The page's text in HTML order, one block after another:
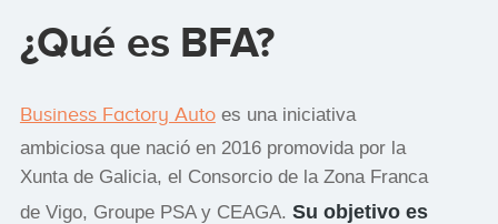
¿Qué es BFA?
Business Factory Autoes una iniciativa
ambiciosa que nació en 2016 promovida por la
Xunta de Galicia, el Consorcio de la Zona Franca
de Vigo, Groupe PSA y CEAGA. Su objetivo es